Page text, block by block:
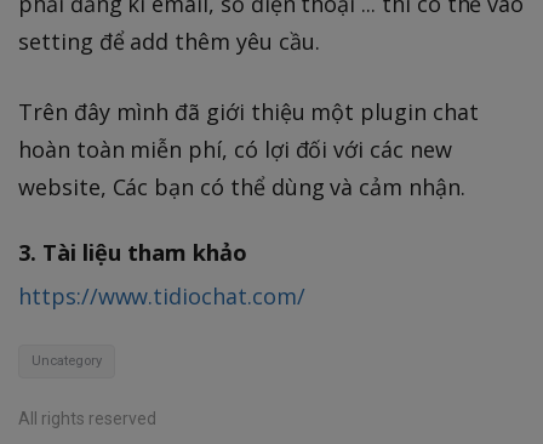
setting để add thêm yêu cầu.
Trên đây mình đã giới thiệu một plugin chat
hoàn toàn miễn phí, có lợi đối với các new
website, Các bạn có thể dùng và cảm nhận.
3. Tài liệu tham khảo
https://www.tidiochat.com/
Uncategory
All rights reserved